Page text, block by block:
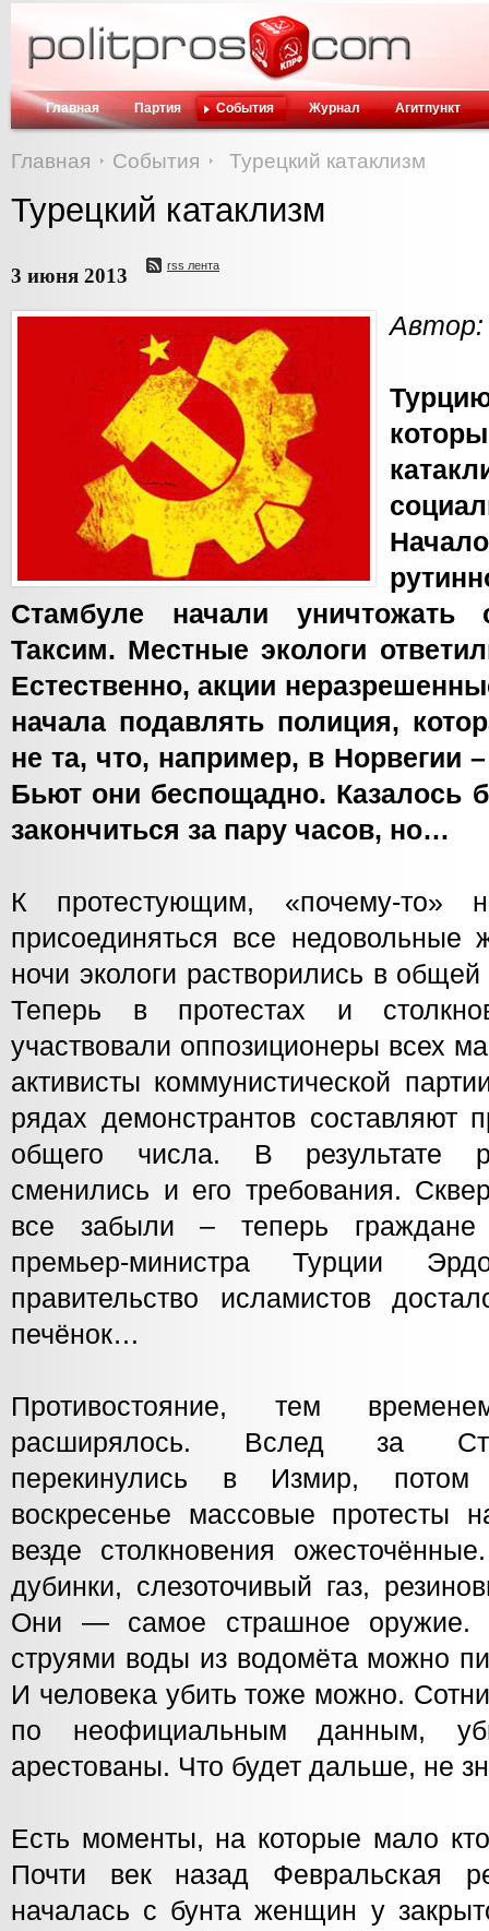
Главная Партия События Журнал Агитпункт
Главная События Турецкий катаклизм
Турецкий катаклизм
3 июня 2013 rss лента
Автор:
Стамбуле начали
Таксим. Местные экологи
Естественно, акции
начала подавлять полиция,
не та, что, например, в Норвегии
Бьют они беспощадно. Казалось
закончиться за пару часов, но…
К протестующим, «почему-то»
присоединяться все
ночи экологи растворились в
Теперь в протестах и
участвовали оппозиционеры всех
активисты коммунистической
рядах демонстрантов составляют
общего числа. В результате
сменились и его требования.
все забыли – теперь граждане
премьер-министра Турции
правительство исламистов
печёнок…
Противостояние, тем
расширялось. Вслед за
перекинулись в Измир,
воскресенье массовые протесты
везде столкновения
дубинки, слезоточивый газ,
Они — самое страшное оружие.
струями воды из водомёта можно
И человека убить тоже можно.
по неофициальным данным,
арестованы. Что будет дальше, не
Есть моменты, на которые мало
Почти век назад Февральская
началась с бунта женщин у